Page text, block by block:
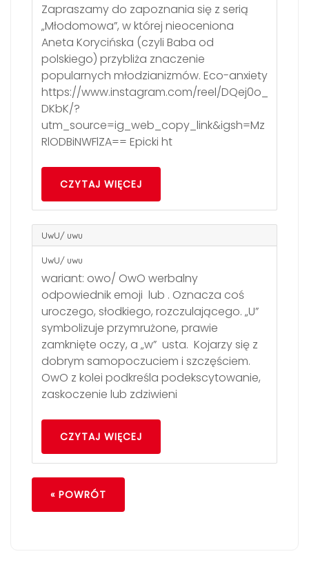
Zapraszamy do zapoznania się z serią
„Młodomowa”, w której nieoceniona
Aneta Korycińska (czyli Baba od
polskiego) przybliża znaczenie
popularnych młodzianizmów. Eco-anxiety
https://www.instagram.com/reel/DQej0o_
DKbK/?
utm_source=ig_web_copy_link&igsh=Mz
RlODBiNWFlZA== Epicki ht
CZYTAJ WIĘCEJ
UwU/ uwu
UwU/ uwu
wariant: owo/ OwO werbalny
odpowiednik emoji lub . Oznacza coś
uroczego, słodkiego, rozczulającego. „U”
symbolizuje przymrużone, prawie
zamknięte oczy, a „w” usta. Kojarzy się z
dobrym samopoczuciem i szczęściem.
OwO z kolei podkreśla podekscytowanie,
zaskoczenie lub zdziwieni
CZYTAJ WIĘCEJ
« POWRÓT